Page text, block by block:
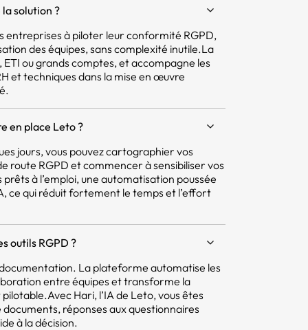
la solution ?
entreprises à piloter leur conformité RGPD,
des équipes, sans complexité inutile.La
ETI ou grands comptes, et accompagne les
et techniques dans la mise en œuvre
en place Leto ?
jours, vous pouvez cartographier vos
RGPD et commencer à sensibiliser vos
à l’emploi, une automatisation poussée
ce qui réduit fortement le temps et l’effort
outils RGPD ?
La plateforme automatise les
entre équipes et transforme la
Hari, l’IA de Leto, vous êtes
réponses aux questionnaires
à la décision.